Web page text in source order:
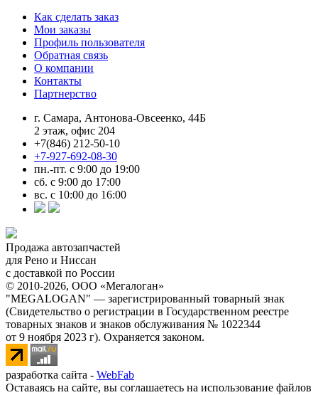
Как сделать заказ
Мои заказы
Профиль пользователя
Обратная связь
О компании
Контакты
Партнерство
г. Самара, Антонова-Овсеенко, 44Б
2 этаж, офис 204
+7(846) 212-50-10
+7-927-692-08-30
пн.-пт. с 9:00 до 19:00
сб. с 9:00 до 17:00
вс. с 10:00 до 16:00
Продажа автозапчастей
для Рено и Ниссан
с доставкой по России
© 2010-2026, ООО «Мегалоган»
"MEGALOGAN" — зарегистрированный товарный знак
(Свидетельство о регистрации в Государственном реестре
товарных знаков и знаков обслуживания № 1022344
от 9 ноября 2023 г). Охраняется законом.
разработка сайта - WebFab
Оставаясь на сайте, вы соглашаетесь на использование файлов